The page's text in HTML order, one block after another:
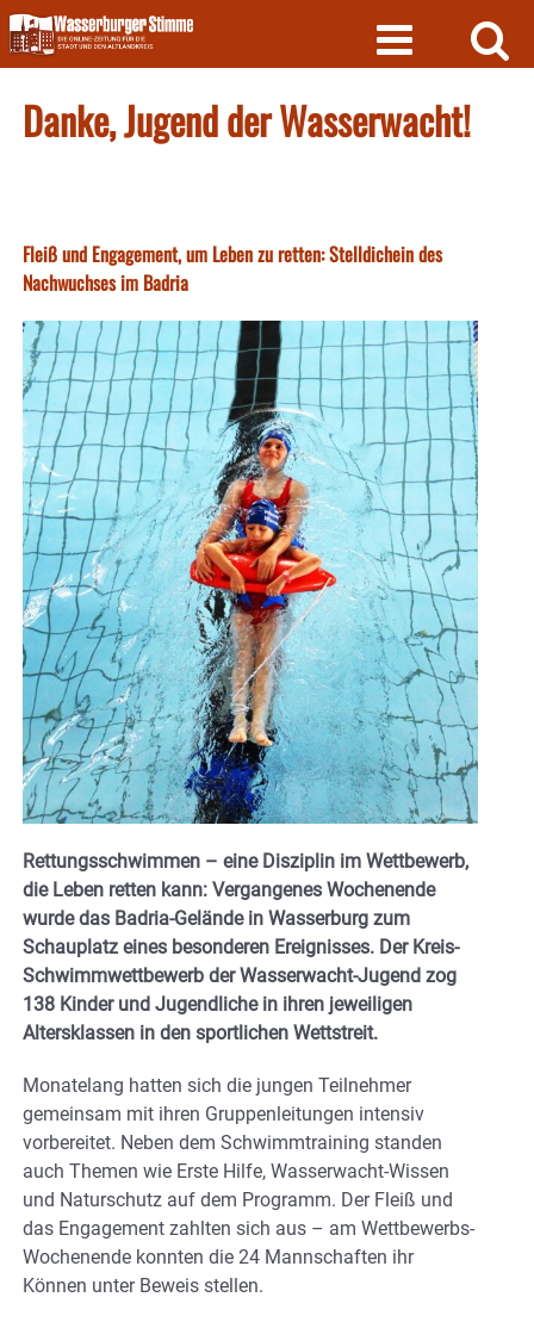
Skip
to
content
Danke, Jugend der Wasserwacht!
Fleiß und Engagement, um Leben zu retten: Stelldichein des
Nachwuchses im Badria
Rettungsschwimmen – eine Disziplin im Wettbewerb,
die Leben retten kann: Vergangenes Wochenende
wurde das Badria-Gelände in Wasserburg zum
Schauplatz eines besonderen Ereignisses. Der Kreis-
Schwimmwettbewerb der Wasserwacht-Jugend zog
138 Kinder und Jugendliche in ihren jeweiligen
Altersklassen in den sportlichen Wettstreit.
Monatelang hatten sich die jungen Teilnehmer
gemeinsam mit ihren Gruppenleitungen intensiv
vorbereitet. Neben dem Schwimmtraining standen
auch Themen wie Erste Hilfe, Wasserwacht-Wissen
und Naturschutz auf dem Programm. Der Fleiß und
das Engagement zahlten sich aus – am Wettbewerbs-
Wochenende konnten die 24 Mannschaften ihr
Können unter Beweis stellen.